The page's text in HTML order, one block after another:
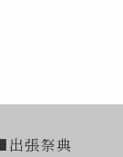
張祭典